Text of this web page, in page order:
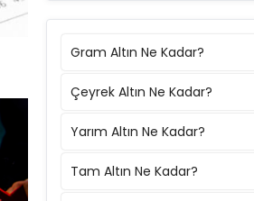
Gram Altın Ne Kadar?
Çeyrek Altın Ne Kadar?
Yarım Altın Ne Kadar?
Tam Altın Ne Kadar?